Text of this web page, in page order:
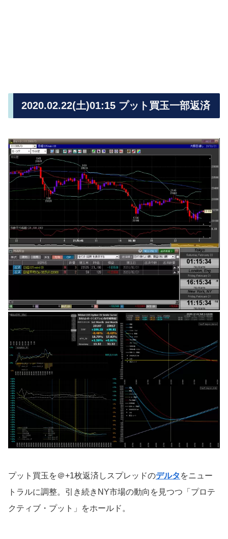
2020.02.22(土)01:15 プット買玉一部返済
プット買玉を＠+1枚返済しスプレッドのデルタ をニュー
トラルに調整。引き続きNY市場の動向を見つつ「プロテ
クティブ・プット」をホールド。